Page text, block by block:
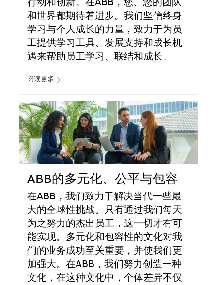
行动和创新。在ABB，您、您的团队
和世界都期待着进步。我们坚信终身
学习与个人成长的力量，致力于为员
工提供学习工具、发展支持和成长机
遇来帮助员工学习、联结和成长。
阅读更多
ABB的多元化、公平与包容
在ABB，我们致力于解决当代一些最
大的全球性挑战。只有通过我们每天
为之努力的杰出员工，这一切才有可
能实现。多元化和包容性的文化对我
们的业务成功至关重要，并使我们更
加强大。在ABB，我们努力创造一种
文化，在这种文化中，个体差异不仅